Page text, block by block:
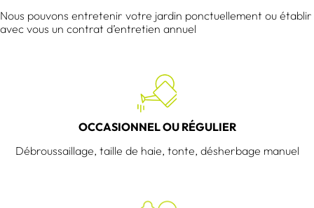
Nous pouvons entretenir votre jardin ponctuellement ou établir
avec vous un contrat d’entretien annuel
OCCASIONNEL OU RÉGULIER
Débroussaillage, taille de haie, tonte, désherbage manuel